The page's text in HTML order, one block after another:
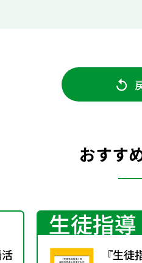
おすす
生徒指導
『生